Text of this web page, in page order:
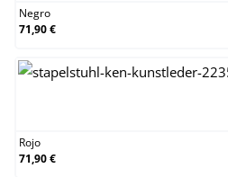
Negro
71,90 €
Rojo
71,90 €